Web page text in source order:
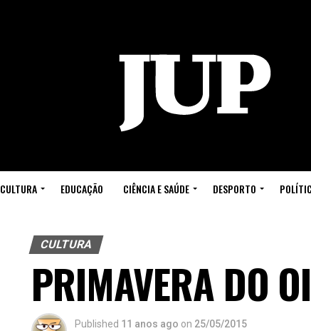
CULTURA EDUCAÇÃO CIÊNCIA E SAÚDE DESPORTO
CULTURA
PRIMAVERA DO
Published 11 anos ago on 25/05/2015